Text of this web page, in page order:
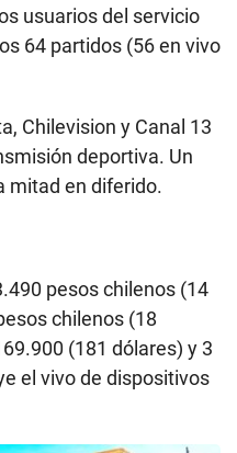
usuarios del servicio
64 partidos (56 en vivo
Chilevision y Canal 13
deportiva. Un
mitad en diferido.
pesos chilenos (14
chilenos (18
(181 dólares) y 3
el vivo de dispositivos